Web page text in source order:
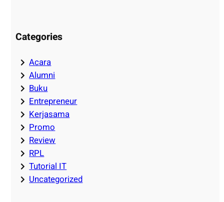
Categories
Acara
Alumni
Buku
Entrepreneur
Kerjasama
Promo
Review
RPL
Tutorial IT
Uncategorized